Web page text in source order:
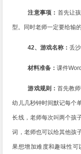
注意事项： 首先让
型。同时老师一定要给输
42、游戏名称：丢
材料准备：课件
游戏规则： 首先教
幼儿几秒钟时间默记每个
长线，老师每次叫两个孩
词，老师也可以给其他孩
果想增加难度和趣味性可